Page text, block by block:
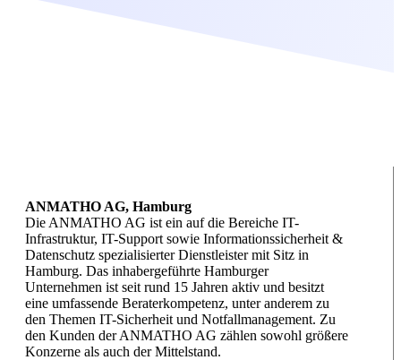
ANMATHO AG, Hamburg
Die ANMATHO AG ist ein auf die Bereiche IT-
Infrastruktur, IT-Support sowie Informationssicherheit &
Datenschutz spezialisierter Dienstleister mit Sitz in
Hamburg. Das inhabergeführte Hamburger
Unternehmen ist seit rund 15 Jahren aktiv und besitzt
eine umfassende Beraterkompetenz, unter anderem zu
den Themen IT-Sicherheit und Notfallmanagement. Zu
den Kunden der ANMATHO AG zählen sowohl größere
Konzerne als auch der Mittelstand.